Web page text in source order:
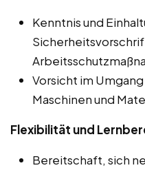
Kenntnis und
Vorsicht im
Maschinen und
Flexibilität und
Bereitschaft, sich